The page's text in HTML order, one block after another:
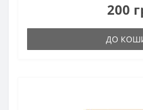
200
ДО